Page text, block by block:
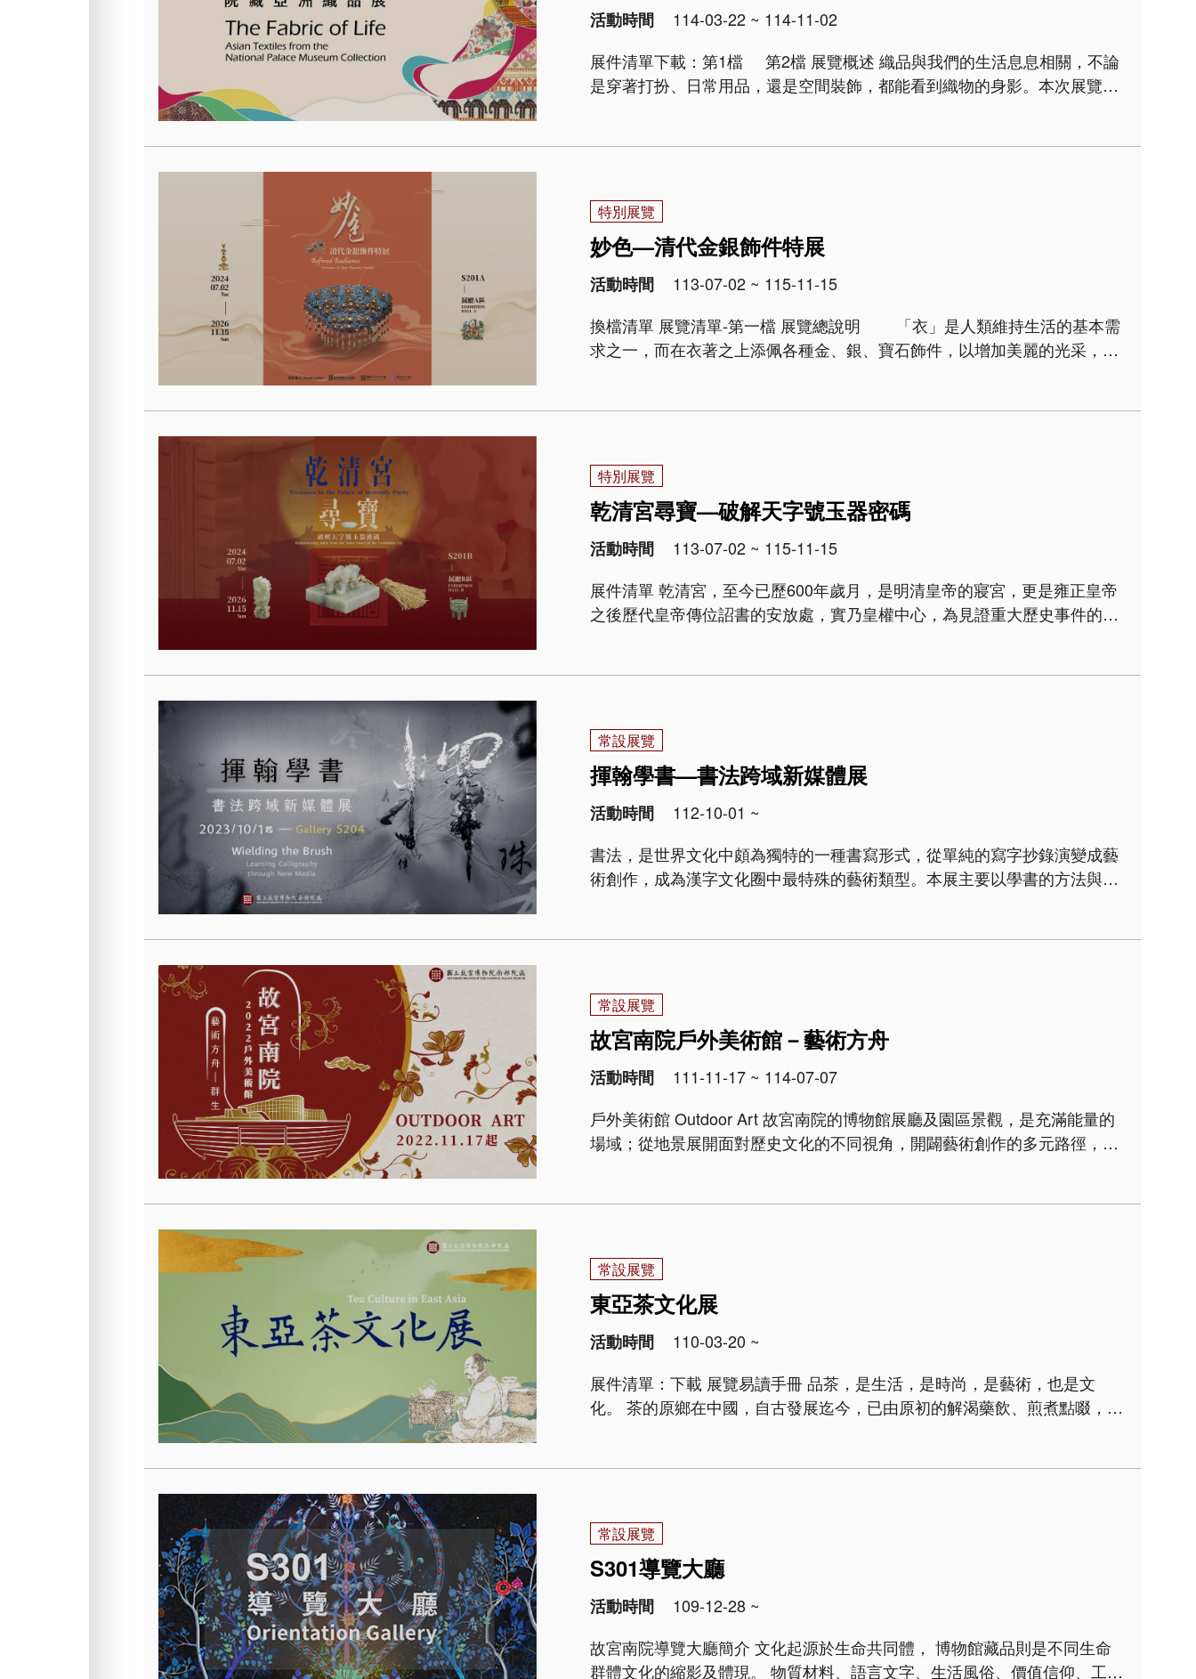
活動時間
114-03-22 ~ 114-11-02
展件清單下載：第1檔 第2檔 展覽概述 織品與我們的生活息息相關，不論
是穿著打扮、日常用品，還是空間裝飾，都能看到織物的身影。本次展覽精
特別展覽
妙色—清代金銀飾件特展
活動時間
113-07-02 ~ 115-11-15
換檔清單 展覽清單-第一檔 展覽總說明 「衣」是人類維持生活的基本需
求之一，而在衣著之上添佩各種金、銀、寶石飾件，以增加美麗的光采，則
特別展覽
乾清宮尋寶—破解天字號玉器密碼
活動時間
113-07-02 ~ 115-11-15
展件清單 乾清宮，至今已歷600年歲月，是明清皇帝的寢宮，更是雍正皇帝
之後歷代皇帝傳位詔書的安放處，實乃皇權中心，為見證重大歷史事件的現
常設展覽
揮翰學書—書法跨域新媒體展
活動時間
112-10-01 ~
書法，是世界文化中頗為獨特的一種書寫形式，從單純的寫字抄錄演變成藝
術創作，成為漢字文化圈中最特殊的藝術類型。本展主要以學書的方法與途
常設展覽
故宮南院戶外美術館－藝術方舟
活動時間
111-11-17 ~ 114-07-07
戶外美術館 Outdoor Art 故宮南院的博物館展廳及園區景觀，是充滿能量的
場域；從地景展開面對歷史文化的不同視角，開闢藝術創作的多元路徑，裝
常設展覽
東亞茶文化展
活動時間
110-03-20 ~
展件清單：下載 展覽易讀手冊 品茶，是生活，是時尚，是藝術，也是文
化。 茶的原鄉在中國，自古發展迄今，已由原初的解渴藥飲、煎煮點啜，到
常設展覽
S301導覽大廳
活動時間
109-12-28 ~
故宮南院導覽大廳簡介 文化起源於生命共同體， 博物館藏品則是不同生命
群體文化的縮影及體現。 物質材料、語言文字、生活風俗、價值信仰、工藝